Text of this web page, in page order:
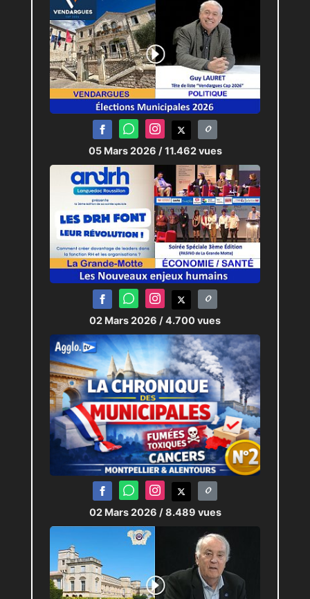
05 Mars 2026 / 11.462 vues
02 Mars 2026 / 4.700 vues
02 Mars 2026 / 8.489 vues